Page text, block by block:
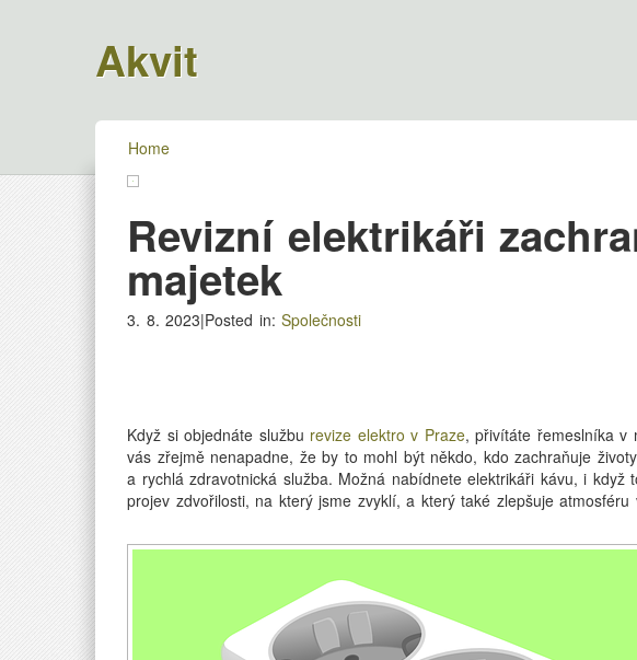
Akvit
Home
Revizní elektrikáři
majetek
3. 8. 2023|Posted in:Společnosti
Když si objednáte službu revize elektro v Praze, přivítáte řemeslníka v
vás zřejmě nenapadne, že by to mohl být někdo, kdo zachraňuje
a rychlá zdravotnická služba. Možná nabídnete elektrikáři kávu, i
projev zdvořilosti, na který jsme zvyklí, a který také zlepšuje atmosféru